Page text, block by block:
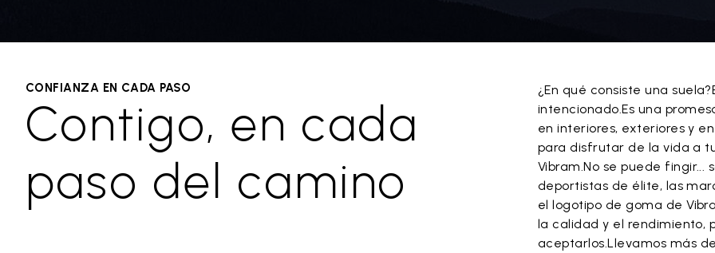
CONFIANZA EN CADA PASO
Contigo, en cada
paso del camino
¿En qué consiste una
intencionado.Es una
en interiores, exteriores y
para disfrutar de la vida a
Vibram.No se puede fingir...
deportistas de élite, las
el logotipo de goma de
la calidad y el rendimiento,
aceptarlos.Llevamos más